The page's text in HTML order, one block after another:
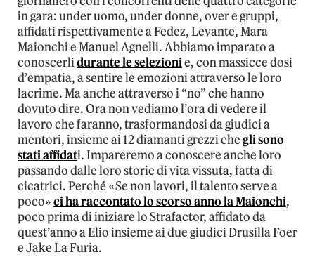
in gara: under uomo, under donne, over e gruppi,
affidati rispettivamente a Fedez, Levante, Mara
Maionchi e Manuel Agnelli. Abbiamo imparato a
conoscerlidurante le selezionie, con massicce dosi
d’empatia, a sentire le emozioni attraverso le loro
lacrime. Ma anche attraverso i “no” che hanno
dovuto dire. Ora non vediamo l’ora di vedere il
lavoro che faranno, trasformandosi da giudici a
mentori, insieme ai 12 diamanti grezzi chegli sono
stati affidati. Impareremo a conoscere anche loro
passando dalle loro storie di vita vissuta, fatta di
cicatrici. Perché «Se non lavori, il talento serve a
poco»ci ha raccontato lo scorso anno la Maionchi,
poco prima di iniziare lo Strafactor, affidato da
quest’anno a Elio insieme ai due giudici Drusilla Foer
e Jake La Furia.